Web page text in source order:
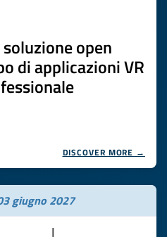
open
di applicazioni VR
DISCOVER MORE →
giugno 2027